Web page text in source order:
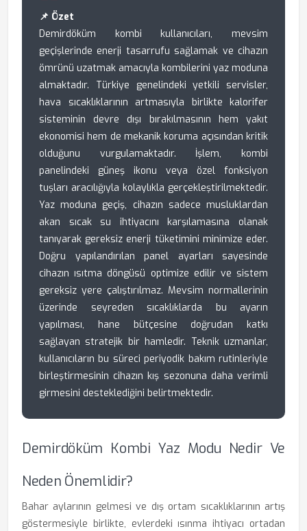
📌 Özet
Demirdöküm kombi kullanıcıları, mevsim
geçişlerinde enerji tasarrufu sağlamak ve cihazın
ömrünü uzatmak amacıyla kombilerini yaz moduna
almaktadır. Türkiye genelindeki yetkili servisler,
hava sıcaklıklarının artmasıyla birlikte kalorifer
sisteminin devre dışı bırakılmasının hem yakıt
ekonomisi hem de mekanik koruma açısından kritik
olduğunu vurgulamaktadır. İşlem, kombi
panelindeki güneş ikonu veya özel fonksiyon
tuşları aracılığıyla kolaylıkla gerçekleştirilmektedir.
Yaz moduna geçiş, cihazın sadece musluklardan
akan sıcak su ihtiyacını karşılamasına olanak
tanıyarak gereksiz enerji tüketimini minimize eder.
Doğru yapılandırılan panel ayarları sayesinde
cihazın ısıtma döngüsü optimize edilir ve sistem
gereksiz yere çalıştırılmaz. Mevsim normallerinin
üzerinde seyreden sıcaklıklarda bu ayarın
yapılması, hane bütçesine doğrudan katkı
sağlayan stratejik bir hamledir. Teknik uzmanlar,
kullanıcıların bu süreci periyodik bakım rutinleriyle
birleştirmesinin cihazın kış sezonuna daha verimli
girmesini desteklediğini belirtmektedir.
Demirdöküm Kombi Yaz Modu Nedir Ve
Neden Önemlidir?
Bahar aylarının gelmesi ve dış ortam sıcaklıklarının artış
göstermesiyle birlikte, evlerdeki ısınma ihtiyacı ortadan